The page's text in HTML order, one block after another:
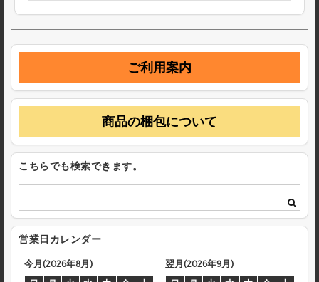
ご利用案内
商品の梱包について
こちらでも検索できます。
営業日カレンダー
今月(2026年8月)
翌月(2026年9月)